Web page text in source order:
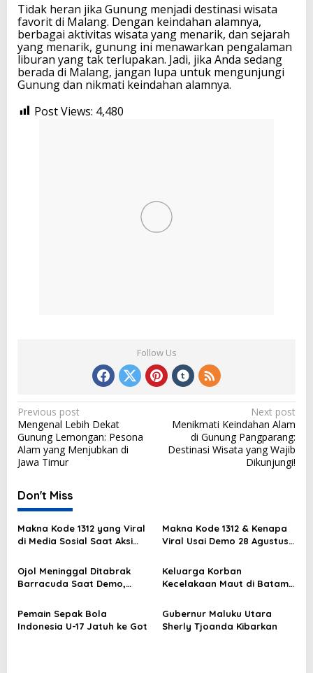
Tidak heran jika Gunung menjadi destinasi wisata
favorit di Malang. Dengan keindahan alamnya,
berbagai aktivitas wisata yang menarik, dan sejarah
yang menarik, gunung ini menawarkan pengalaman
liburan yang tak terlupakan. Jadi, jika Anda sedang
berada di Malang, jangan lupa untuk mengunjungi
Gunung dan nikmati keindahan alamnya.
Post Views: 4,480
Follow Us
P
o
s
t
n
a
v
i
g
a
t
i
Previous post
Mengenal Lebih Dekat
Gunung Lemongan: Pesona
Alam yang Menjubkan di
Jawa Timur
Next post
Menikmati Keindahan Alam
di Gunung Pangparang:
Destinasi Wisata yang Wajib
Dikunjungi!
Don't Miss
Makna Kode 1312 yang Viral
di Media Sosial Saat Aksi
Makna Kode 1312 & Kenapa
Viral Usai Demo 28 Agustus
Ojol Meninggal Ditabrak
Barracuda Saat Demo,
Berduka
Keluarga Korban
Kecelakaan Maut di Batam
Pemain Sepak Bola
Indonesia U-17 Jatuh ke Got
Gubernur Maluku Utara
Sherly Tjoanda Kibarkan